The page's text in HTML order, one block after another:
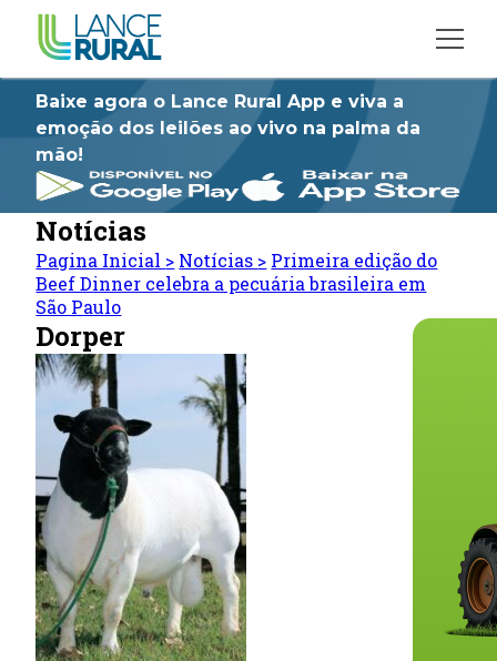
Baixe agora o Lance Rural App e viva a
emoção dos leilões ao vivo na palma da
mão!
Notícias
Pagina Inicial > Notícias > Primeira edição do
Beef Dinner celebra a pecuária brasileira em
São Paulo
Dorper